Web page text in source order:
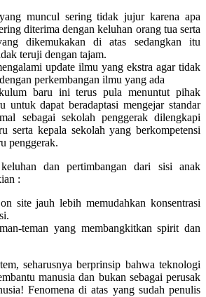
muncul sering tidak jujur karena apa
diterima dengan keluhan orang tua serta
dikemukakan di atas sedangkan itu
teruji dengan tajam.
update ilmu yang ekstra agar tidak
perkembangan ilmu yang ada
baru ini terus pula menuntut pihak
untuk dapat beradaptasi mengejar standar
sebagai sekolah penggerak dilengkapi
serta kepala sekolah yang berkompetensi
penggerak.
keluhan dan pertimbangan dari sisi anak
:
site jauh lebih memudahkan konsentrasi
teman yang membangkitkan spirit dan
seharusnya berprinsip bahwa teknologi
manusia dan bukan sebagai perusak
Fenomena di atas yang sudah penulis